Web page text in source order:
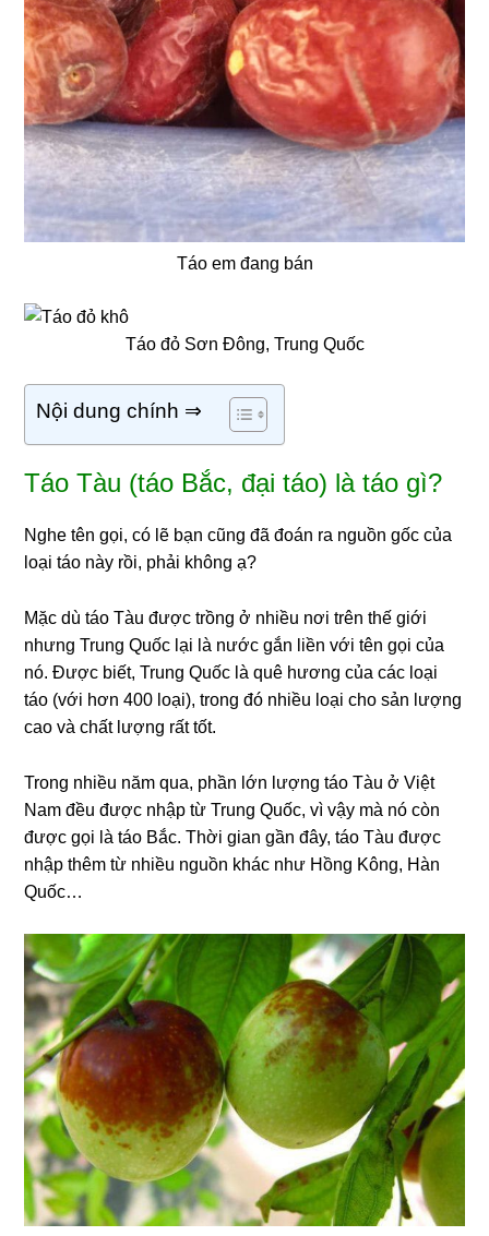
Táo em đang bán
Táo đỏ Sơn Đông, Trung Quốc
Nội dung chính ⇒
Táo Tàu (táo Bắc, đại táo) là táo gì?
Nghe tên gọi, có lẽ bạn cũng đã đoán ra nguồn gốc của
loại táo này rồi, phải không ạ?
Mặc dù táo Tàu được trồng ở nhiều nơi trên thế giới
nhưng Trung Quốc lại là nước gắn liền với tên gọi của
nó. Được biết, Trung Quốc là quê hương của các loại
táo (với hơn 400 loại), trong đó nhiều loại cho sản lượng
cao và chất lượng rất tốt.
Trong nhiều năm qua, phần lớn lượng táo Tàu ở Việt
Nam đều được nhập từ Trung Quốc, vì vậy mà nó còn
được gọi là táo Bắc. Thời gian gần đây, táo Tàu được
nhập thêm từ nhiều nguồn khác như Hồng Kông, Hàn
Quốc…